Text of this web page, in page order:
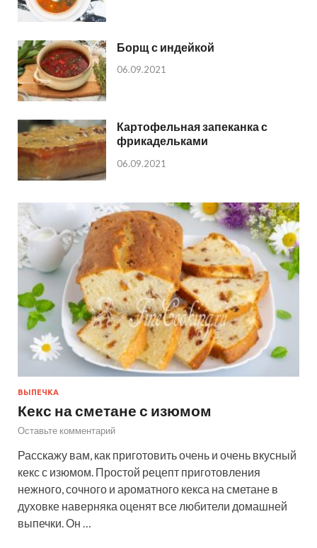
Борщ с индейкой
06.09.2021
Картофельная запеканка с
фрикадельками
06.09.2021
ВЫПЕЧКА
Кекс на сметане с изюмом
Оставьте комментарий
Расскажу вам, как приготовить очень и очень вкусный
кекс с изюмом. Простой рецепт приготовления
нежного, сочного и ароматного кекса на сметане в
духовке наверняка оценят все любители домашней
выпечки. Он …